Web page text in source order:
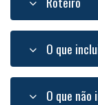
O que
O que não